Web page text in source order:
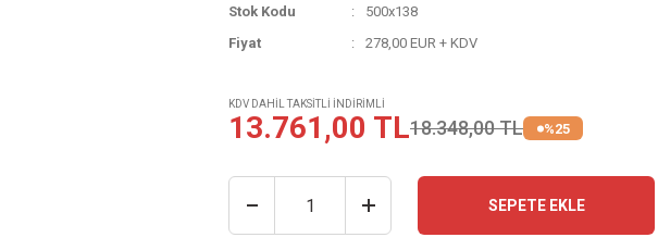
Stok Kodu
500x138
Fiyat
278,00 EUR + KDV
KDV DAHİL TAKSİTLİ İNDİRİMLİ
13.761,00 TL18.348,00 TL %25
SEPETE EKLE